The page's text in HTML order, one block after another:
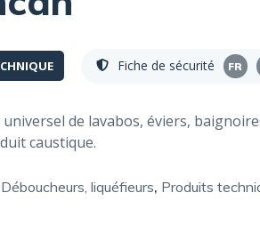
Fiche de sécurité FR
de lavabos, éviers,
caustique.
Déboucheurs, liquéfieurs, Produits